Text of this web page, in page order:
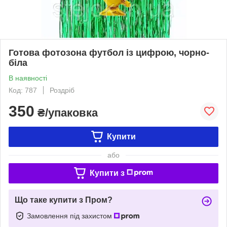
Готова фотозона футбол із цифрою, чорно-
біла
В наявності
Код: 787
Роздріб
350 ₴/упаковка
Купити
або
Купити з
Що таке купити з Пром?
Замовлення під захистом